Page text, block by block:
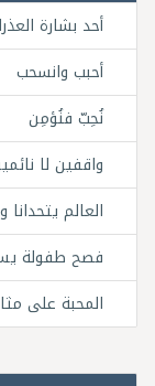
أحد بشارة
أحبب وانسحب
نُحِبّ فنُؤمِن
واقفين لا
العالم
فصح طفولة
المحبة على